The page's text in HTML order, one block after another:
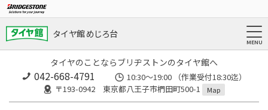
タイヤ館 めじろ台
タイヤのことならブリヂストンのタイヤ館へ
042-668-4791
10:30～19:00 （作業受付18:30迄）
〒193-0942 東京都八王子市椚田町500-1
Map